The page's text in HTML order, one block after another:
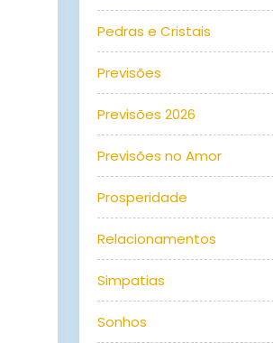
Pedras e Cristais
Previsões
Previsões 2026
Previsões no Amor
Prosperidade
Relacionamentos
Simpatias
Sonhos